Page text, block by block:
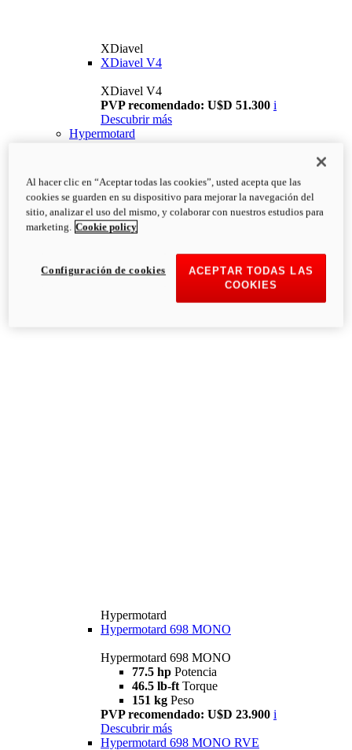
XDiavel
XDiavel V4
XDiavel V4
PVP recomendado: U$D 51.300 i
Descubrir más
Hypermotard
Hypermotard
Hypermotard 698 MONO
Hypermotard 698 MONO
77.5 hp Potencia
46.5 lb-ft Torque
151 kg Peso
PVP recomendado: U$D 23.900 i
Descubrir más
Hypermotard 698 MONO RVE
Al hacer clic en “Aceptar todas las cookies”, usted acepta que las
cookies se guarden en su dispositivo para mejorar la navegación del
sitio, analizar el uso del mismo, y colaborar con nuestros estudios para
marketing. Cookie policy
ACEPTAR TODAS LAS
COOKIES
Configuración de cookies